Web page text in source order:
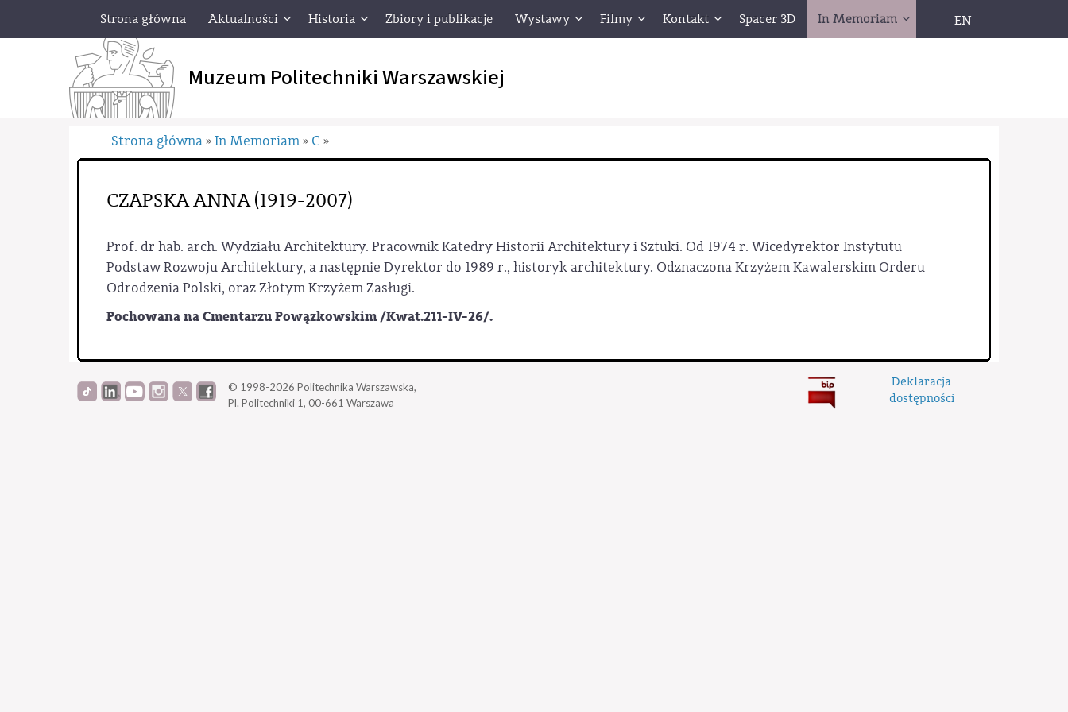
Strona główna Aktualności Historia Zbiory i publikacje Wystawy Filmy Kontakt Spacer 3D In Memoriam EN
Muzeum Politechniki Warszawskiej
Strona główna » In Memoriam » C »
CZAPSKA ANNA (1919-2007)
Prof. dr hab. arch. Wydziału Architektury. Pracownik Katedry Historii Architektury i Sztuki. Od 1974 r. Wicedyrektor Instytutu
Podstaw Rozwoju Architektury, a następnie Dyrektor do 1989 r., historyk architektury. Odznaczona Krzyżem Kawalerskim Orderu
Odrodzenia Polski, oraz Złotym Krzyżem Zasługi.
Pochowana na Cmentarzu Powązkowskim /Kwat.211-IV-26/.
© 1998-2026 Politechnika Warszawska,
Pl. Politechniki 1, 00-661 Warszawa
Deklaracja
dostępności